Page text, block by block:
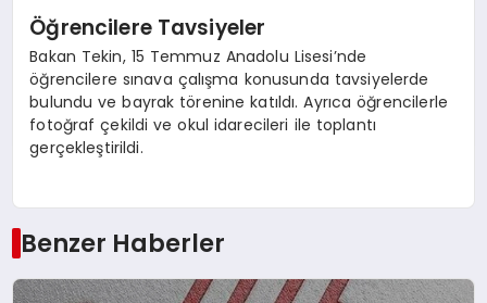
Öğrencilere Tavsiyeler
Bakan Tekin, 15 Temmuz Anadolu Lisesi’nde
öğrencilere sınava çalışma konusunda tavsiyelerde
bulundu ve bayrak törenine katıldı. Ayrıca öğrencilerle
fotoğraf çekildi ve okul idarecileri ile toplantı
gerçekleştirildi.
Benzer Haberler